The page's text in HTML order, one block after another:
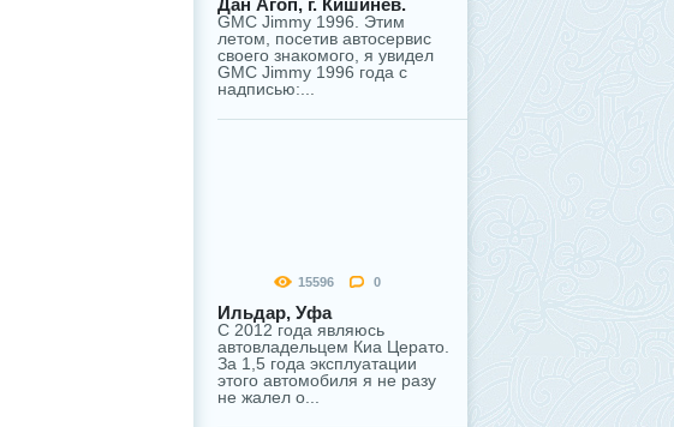
Дан Агоп, г. Кишинев.
GMC Jimmy 1996. Этим
летом, посетив автосервис
своего знакомого, я увидел
GMC Jimmy 1996 года с
надписью:...
15596 0
Ильдар, Уфа
С 2012 года являюсь
автовладельцем Киа Церато.
За 1,5 года эксплуатации
этого автомобиля я не разу
не жалел о...